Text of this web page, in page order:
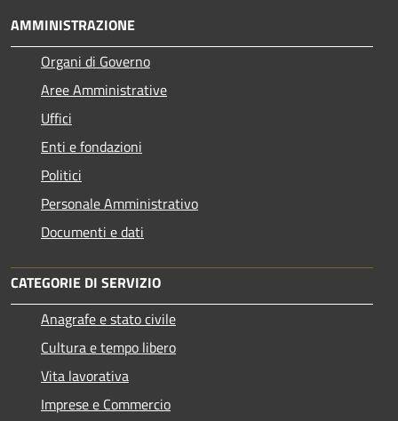
AMMINISTRAZIONE
Organi di Governo
Aree Amministrative
Uffici
Enti e fondazioni
Politici
Personale Amministrativo
Documenti e dati
CATEGORIE DI SERVIZIO
Anagrafe e stato civile
Cultura e tempo libero
Vita lavorativa
Imprese e Commercio